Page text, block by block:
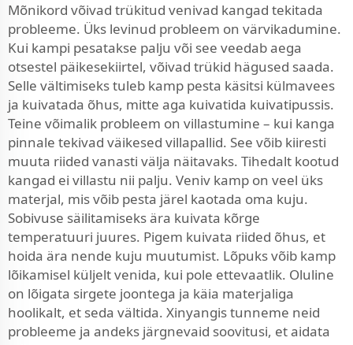
Mõnikord võivad trükitud venivad kangad tekitada
probleeme. Üks levinud probleem on värvikadumine.
Kui kampi pesatakse palju või see veedab aega
otsestel päikesekiirtel, võivad trükid hägused saada.
Selle vältimiseks tuleb kamp pesta käsitsi külmavees
ja kuivatada õhus, mitte aga kuivatida kuivatipussis.
Teine võimalik probleem on villastumine – kui kanga
pinnale tekivad väikesed villapallid. See võib kiiresti
muuta riided vanasti välja näitavaks. Tihedalt kootud
kangad ei villastu nii palju. Veniv kamp on veel üks
materjal, mis võib pesta järel kaotada oma kuju.
Sobivuse säilitamiseks ära kuivata kõrge
temperatuuri juures. Pigem kuivata riided õhus, et
hoida ära nende kuju muutumist. Lõpuks võib kamp
lõikamisel küljelt venida, kui pole ettevaatlik. Oluline
on lõigata sirgete joontega ja käia materjaliga
hoolikalt, et seda vältida. Xinyangis tunneme neid
probleeme ja andeks järgnevaid soovitusi, et aidata